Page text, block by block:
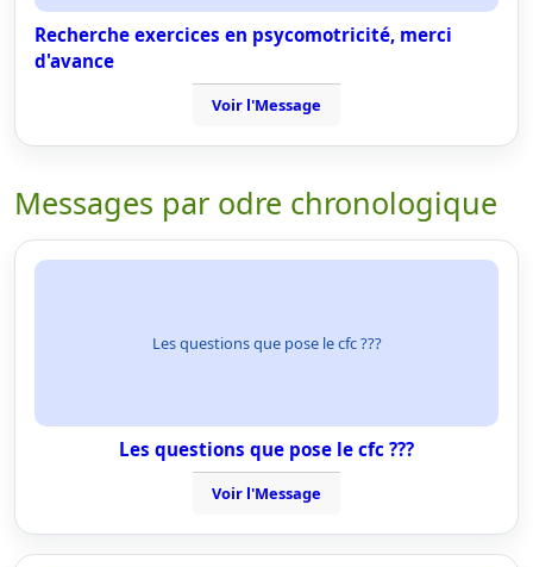
Recherche exercices en psycomotricité, merci
d'avance
Voir l'Message
Messages par odre chronologique
Les questions que pose le cfc ???
Les questions que pose le cfc ???
Voir l'Message